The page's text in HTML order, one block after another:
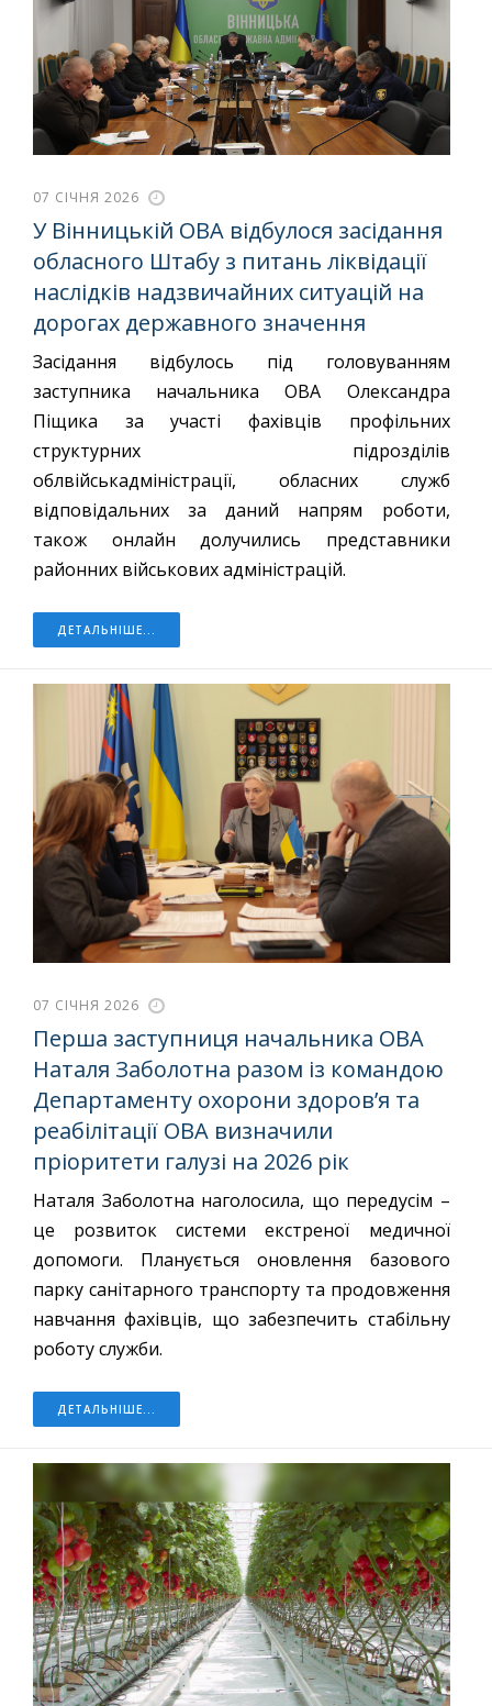
07 СІЧНЯ 2026
У Вінницькій ОВА відбулося засідання
обласного Штабу з питань ліквідації
наслідків надзвичайних ситуацій на
дорогах державного значення
Засідання відбулось під головуванням
заступника начальника ОВА Олександра
Піщика за участі фахівців профільних
структурних підрозділів
облвійськадміністрації, обласних служб
відповідальних за даний напрям роботи,
також онлайн долучились представники
районних військових адміністрацій.
ДЕТАЛЬНІШЕ...
07 СІЧНЯ 2026
Перша заступниця начальника ОВА
Наталя Заболотна разом із командою
Департаменту охорони здоров’я та
реабілітації ОВА визначили
пріоритети галузі на 2026 рік
Наталя Заболотна наголосила, що передусім –
це розвиток системи екстреної медичної
допомоги. Планується оновлення базового
парку санітарного транспорту та продовження
навчання фахівців, що забезпечить стабільну
роботу служби.
ДЕТАЛЬНІШЕ...